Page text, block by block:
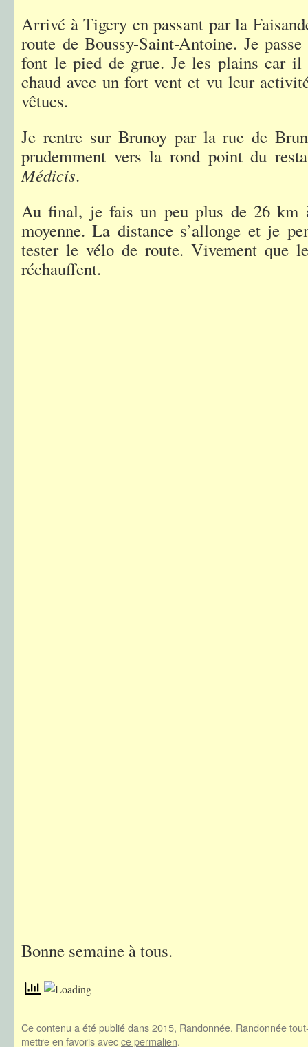
Arrivé à Tigery en passant par la
route de Boussy-Saint-Antoine. Je
font le pied de grue. Je les plains car il
chaud avec un fort vent et vu leur
vêtues.
Je rentre sur Brunoy par la rue de
prudemment vers la rond point du
Médicis.
Au final, je fais un peu plus de 26 km
moyenne. La distance s’allonge et je
tester le vélo de route. Vivement que
réchauffent.
Bonne semaine à tous.
Ce contenu a été publié dans2015, Randonnée, Randonnée
mettre en favoris avecce permalien.